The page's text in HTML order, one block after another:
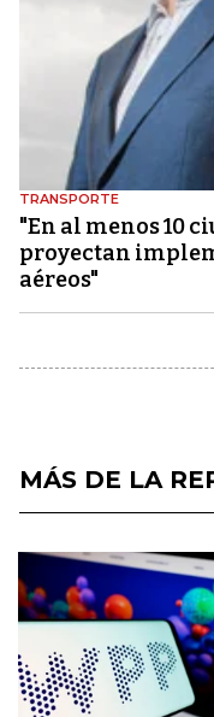
TRANSPORTE
"En al menos 10
proyectan
aéreos"
MÁS DE LA